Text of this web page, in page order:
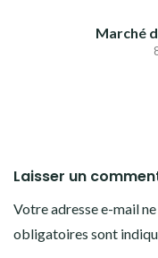
Marché
Laisser un
Votre adresse e-mail
obligatoires sont